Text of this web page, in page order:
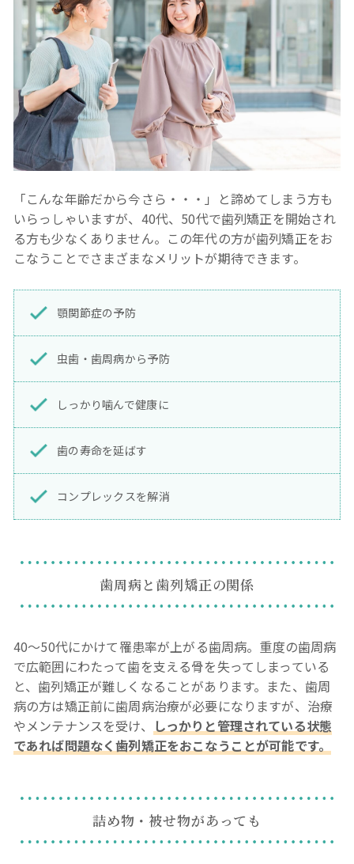
「こんな年齢だから今さら・・・」と諦めてしまう方も
いらっしゃいますが、40代、50代で歯列矯正を開始され
る方も少なくありません。この年代の方が歯列矯正をお
こなうことでさまざまなメリットが期待できます。
顎関節症の予防
虫歯・歯周病から予防
しっかり噛んで健康に
歯の寿命を延ばす
コンプレックスを解消
歯周病と歯列矯正の関係
40～50代にかけて罹患率が上がる歯周病。重度の歯周病
で広範囲にわたって歯を支える骨を失ってしまっている
と、歯列矯正が難しくなることがあります。また、歯周
病の方は矯正前に歯周病治療が必要になりますが、治療
やメンテナンスを受け、 しっかりと管理されている状態
であれば問題なく歯列矯正をおこなうことが可能です。
詰め物・被せ物があっても